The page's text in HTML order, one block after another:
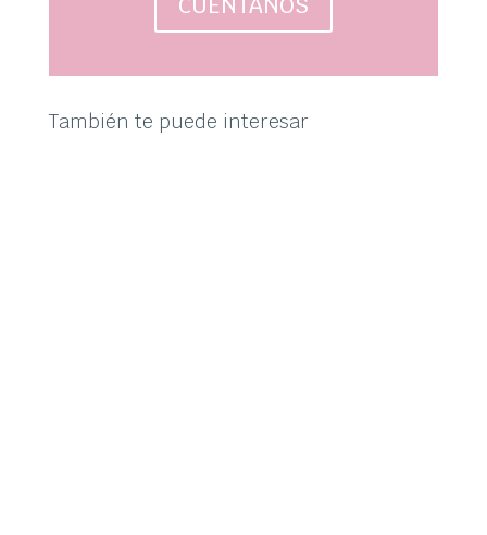
También te puede interesar